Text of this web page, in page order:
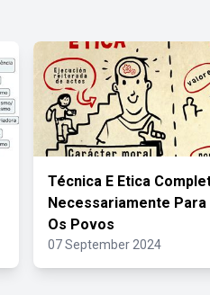
Técnica E Etica
Necessariamente Para
Os Povos
07 September 2024